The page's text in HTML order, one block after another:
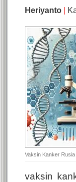
Heriyanto
Vaksin Kanker Rusia
vaksin